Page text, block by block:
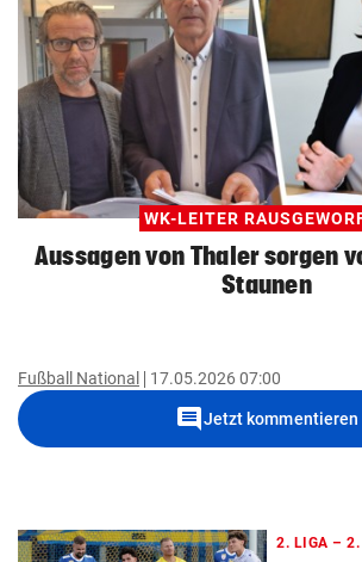
WK-LEITER
Aussagen von Thaler sorgen
Staunen
Fußball National 17.05.2026 07:00
commentJetzt kommentieren
2. LIGA – 2.